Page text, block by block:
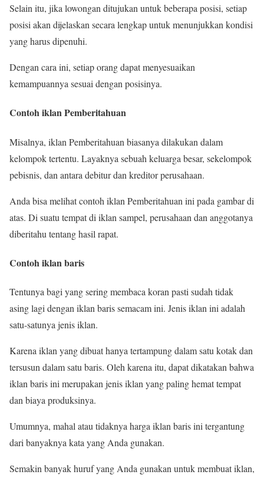
Selain itu, jika lowongan ditujukan untuk beberapa posisi, setiap
posisi akan dijelaskan secara lengkap untuk menunjukkan kondisi
yang harus dipenuhi.
Dengan cara ini, setiap orang dapat menyesuaikan
kemampuannya sesuai dengan posisinya.
Contoh iklan Pemberitahuan
Misalnya, iklan Pemberitahuan biasanya dilakukan dalam
kelompok tertentu. Layaknya sebuah keluarga besar, sekelompok
pebisnis, dan antara debitur dan kreditor perusahaan.
Anda bisa melihat contoh iklan Pemberitahuan ini pada gambar di
atas. Di suatu tempat di iklan sampel, perusahaan dan anggotanya
diberitahu tentang hasil rapat.
Contoh iklan baris
Tentunya bagi yang sering membaca koran pasti sudah tidak
asing lagi dengan iklan baris semacam ini. Jenis iklan ini adalah
satu-satunya jenis iklan.
Karena iklan yang dibuat hanya tertampung dalam satu kotak dan
tersusun dalam satu baris. Oleh karena itu, dapat dikatakan bahwa
iklan baris ini merupakan jenis iklan yang paling hemat tempat
dan biaya produksinya.
Umumnya, mahal atau tidaknya harga iklan baris ini tergantung
dari banyaknya kata yang Anda gunakan.
Semakin banyak huruf yang Anda gunakan untuk membuat iklan,